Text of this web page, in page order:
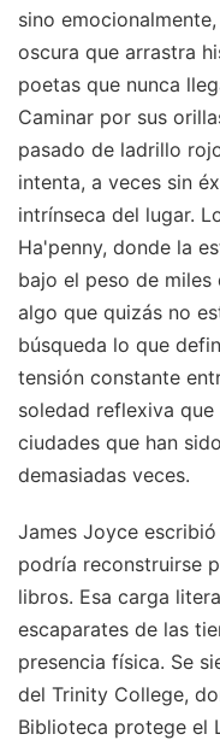
sino
oscura que arrastra
poetas que nunca
Caminar por sus
pasado de ladrillo
intenta, a veces sin
intrínseca del lugar.
Ha'penny, donde la
bajo el peso de
algo que quizás no
búsqueda lo que
tensión constante
soledad reflexiva
ciudades que han
demasiadas veces.
James Joyce
podría reconstruirse
libros. Esa carga
escaparates de las
presencia física. Se
del Trinity College,
Biblioteca protege el